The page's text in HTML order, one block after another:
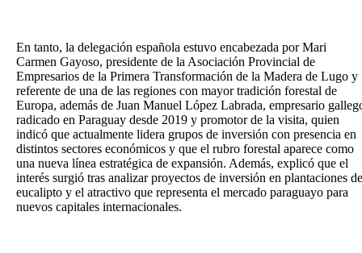
En tanto, la delegación española estuvo encabezada por Mari
Carmen Gayoso, presidente de la Asociación Provincial de
Empresarios de la Primera Transformación de la Madera de Lugo y
referente de una de las regiones con mayor tradición forestal de
Europa, además de Juan Manuel López Labrada, empresario
radicado en Paraguay desde 2019 y promotor de la visita, quien
indicó que actualmente lidera grupos de inversión con presencia en
distintos sectores económicos y que el rubro forestal aparece como
una nueva línea estratégica de expansión. Además, explicó que el
interés surgió tras analizar proyectos de inversión en plantaciones de
eucalipto y el atractivo que representa el mercado paraguayo para
nuevos capitales internacionales.